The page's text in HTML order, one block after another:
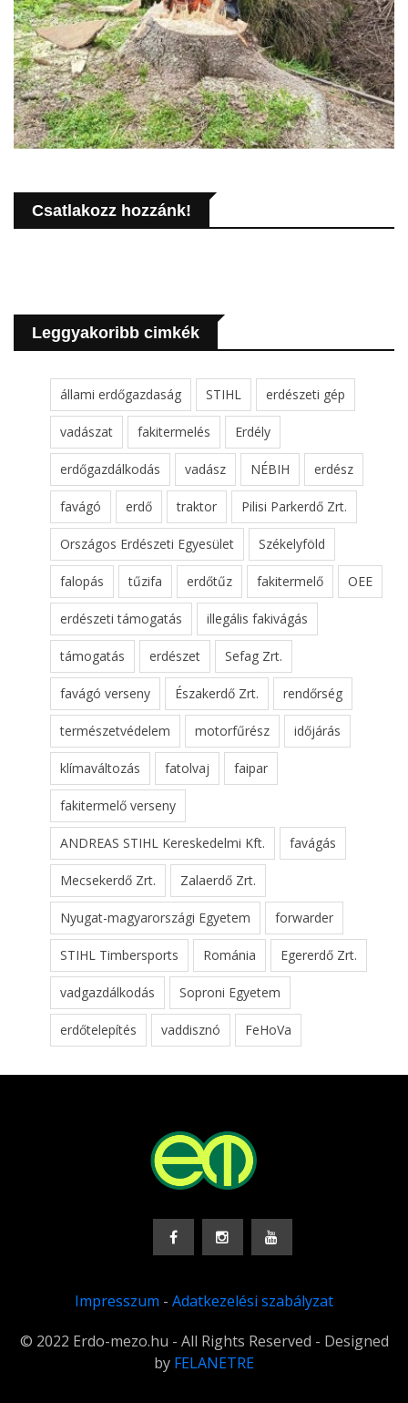
Csatlakozz hozzánk!
Leggyakoribb cimkék
állami erdőgazdaság STIHL erdészeti gép
vadászat fakitermelés Erdély
erdőgazdálkodás vadász NÉBIH erdész
favágó erdő traktor Pilisi Parkerdő Zrt.
Országos Erdészeti Egyesület Székelyföld
falopás tűzifa erdőtűz fakitermelő OEE
erdészeti támogatás illegális fakivágás
támogatás erdészet Sefag Zrt.
favágó verseny Északerdő Zrt. rendőrség
természetvédelem motorfűrész időjárás
klímaváltozás fatolvaj faipar
fakitermelő verseny
ANDREAS STIHL Kereskedelmi Kft. favágás
Mecsekerdő Zrt. Zalaerdő Zrt.
Nyugat-magyarországi Egyetem forwarder
STIHL Timbersports Románia Egererdő Zrt.
vadgazdálkodás Soproni Egyetem
erdőtelepítés vaddisznó FeHoVa
Impresszum - Adatkezelési szabályzat
© 2022 Erdo-mezo.hu - All Rights Reserved - Designed
by FELANETRE